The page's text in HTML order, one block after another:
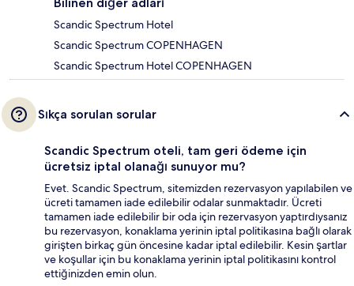
Scandic Spectrum Hotel
Scandic Spectrum COPENHAGEN
Scandic Spectrum Hotel COPENHAGEN
Sıkça sorulan sorular
Scandic Spectrum oteli, tam geri ödeme için
ücretsiz iptal olanağı sunuyor mu?
Evet. Scandic Spectrum, sitemizden rezervasyon yapılabilen ve
ücreti tamamen iade edilebilir odalar sunmaktadır. Ücreti
tamamen iade edilebilir bir oda için rezervasyon yaptırdıysanız
bu rezervasyon, konaklama yerinin iptal politikasına bağlı olarak
girişten birkaç gün öncesine kadar iptal edilebilir. Kesin şartlar
ve koşullar için bu konaklama yerinin iptal politikasını kontrol
ettiğinizden emin olun.